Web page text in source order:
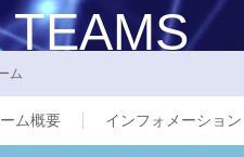
ム
ム概要 インフォメーション